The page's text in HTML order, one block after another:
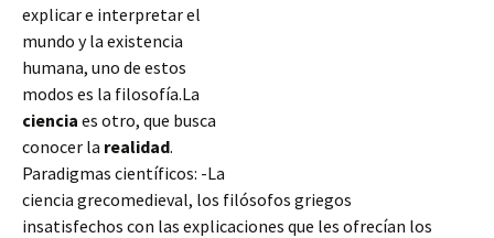
explicar e interpretar el
mundo y la existencia
humana, uno de estos
modos es la filosofía.La
ciencia es otro, que busca
conocer la realidad.
Paradigmas científicos: -La
ciencia grecomedieval, los filósofos griegos
insatisfechos con las explicaciones que les ofrecían los